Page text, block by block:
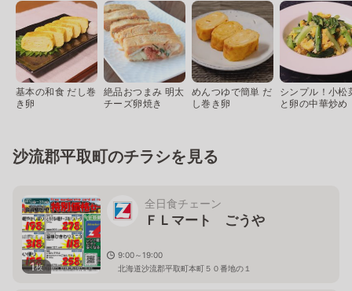
基本の和食 だし巻
き卵
絶品おつまみ 明太
チーズ卵焼き
めんつゆで簡単 だ
し巻き卵
シンプル！小松
と卵の中華炒め
沙流郡平取町のチラシを見る
1枚
全日食チェーン
ＦＬマート ごうや
9:00～19:00
北海道沙流郡平取町本町５０番地の１